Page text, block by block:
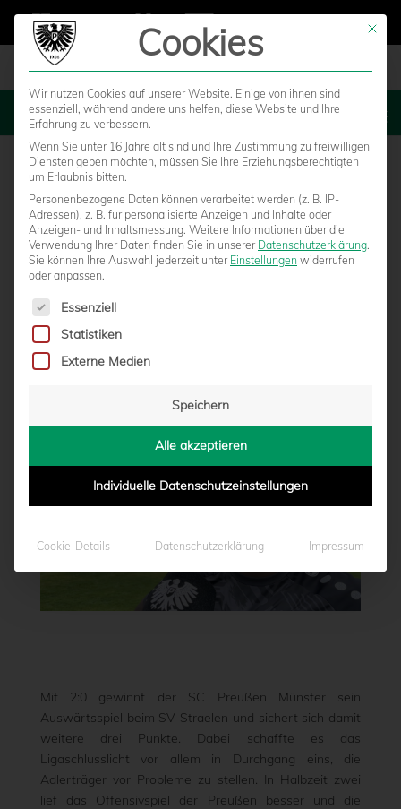
MENU
DIE STIMMEN AUS DEM PCC-STADION
Mit 2:0 gewinnt der SC Preußen Münster sein
Auswärtsspiel beim SV Straelen und sichert sich damit
weitere drei Punkte. Dabei schaffte es das
Ligaschlusslicht vor allem in Durchgang eins, die
Adlerträger vor Probleme zu stellen. In Halbzeit zwei
lief das Offensivspiel der Preußen besser und die
Mit
Cookies
Wir nutzen Cookies auf unserer Website. Einige von ihnen sind
essenziell, während andere uns helfen, diese Website und Ihre
Erfahrung zu verbessern.
Wenn Sie unter 16 Jahre alt sind und Ihre Zustimmung zu freiwilligen
Diensten geben möchten, müssen Sie Ihre Erziehungsberechtigten
um Erlaubnis bitten.
Personenbezogene Daten können verarbeitet werden (z. B. IP-
Adressen), z. B. für personalisierte Anzeigen und Inhalte oder
Anzeigen- und Inhaltsmessung. Weitere Informationen über die
Verwendung Ihrer Daten finden Sie in unserer Datenschutzerklärung.
Sie können Ihre Auswahl jederzeit unter Einstellungen widerrufen
oder anpassen.
Es folgt eine Liste der Service-Gruppen, für die eine
Essenziell
Statistiken
Externe Medien
Speichern
Alle akzeptieren
Individuelle Datenschutzeinstellungen
Cookie-Details Datenschutzerklärung Impressum